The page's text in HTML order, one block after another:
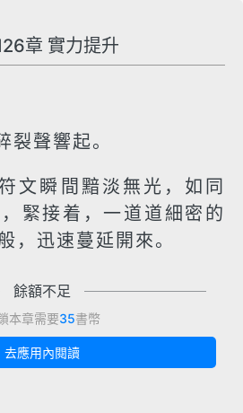
章 實力提升
裂聲響起。
文瞬間黯淡無光，如同
緊接着，一道道細密的
，迅速蔓延開來。
餘額不足
本章需要35書幣
去應用內閱讀